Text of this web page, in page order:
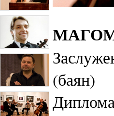
(баян)